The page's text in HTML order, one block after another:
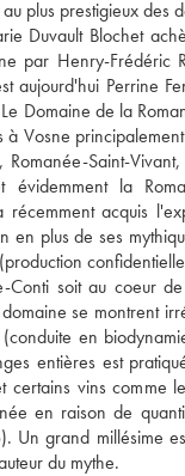
plus prestigieux des
Duvault Blochet
par Henry-Frédéric
aujourd'hui Perrine
Domaine de la
Vosne
Saint-
évidemment la
récemment acquis
en plus de ses
Conti soit au coeur
se montrent
en
entières est
certains vins comme
en raison de
Un grand millésime
du mythe.